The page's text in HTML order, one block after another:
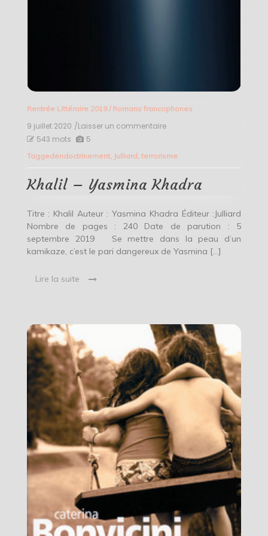
Rentrée Littéraire 2019/ Romans francophones
9 juillet 2020 /Laisser un commentaireon
Yasmina
543 mots 5
Taggedendoctrinement, Julliard, terrorisme
Khalil – Yasmina Khadra
Titre : Khalil Auteur : Yasmina Khadra Éditeur :Julliard
Nombre de pages : 240 Date de parution : 5
septembre 2019 Se mettre dans la peau d’un
kamikaze, c’est le pari dangereux de Yasmina […]
Lire la suite